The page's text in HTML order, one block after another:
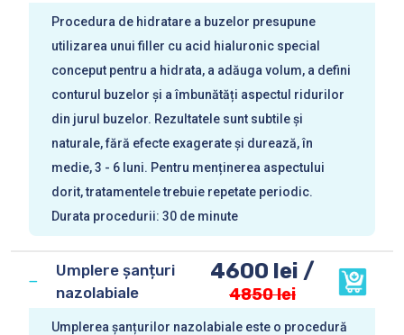
Procedura de hidratare a buzelor presupune
utilizarea unui filler cu acid hialuronic special
conceput pentru a hidrata, a adăuga volum, a defini
conturul buzelor și a îmbunătăți aspectul ridurilor
din jurul buzelor. Rezultatele sunt subtile și
naturale, fără efecte exagerate și durează, în
medie, 3 - 6 luni. Pentru menținerea aspectului
dorit, tratamentele trebuie repetate periodic.
Durata procedurii: 30 de minute
Umplere șanțuri
nazolabiale
4600 lei /
4850 lei
Umplerea șanțurilor nazolabiale este o procedură